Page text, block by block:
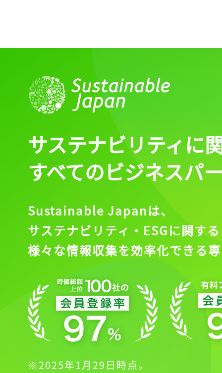
サステナビリティに
すべてのビジネスパ
Sustainable Japanは、
サステナビリティ・ESGに関する
様々な情報収集を効率化できる
※2025年1月29日時点。